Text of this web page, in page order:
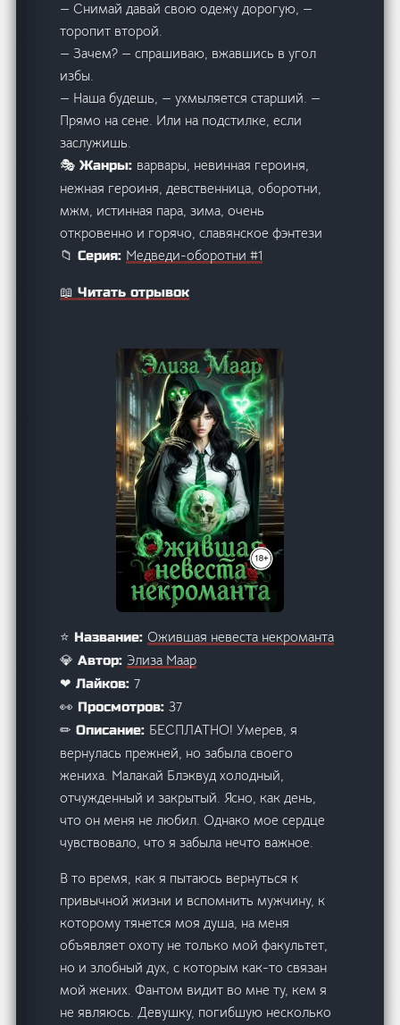
— Снимай давай свою одежу дорогую, —
торопит второй.
— Зачем? — спрашиваю, вжавшись в угол
избы.
— Наша будешь, — ухмыляется старший. —
Прямо на сене. Или на подстилке, если
заслужишь.
🎭 Жанры: варвары, невинная героиня,
нежная героиня, девственница, оборотни,
мжм, истинная пара, зима, очень
откровенно и горячо, славянское фэнтези
📁 Серия: Медведи-оборотни #1
📖 Читать отрывок
⭐ Название:Ожившая невеста некроманта
💎 Автор: Элиза Маар
❤ Лайков:7
👀 Просмотров:37
✏ Описание: БЕСПЛАТНО! Умерев, я
вернулась прежней, но забыла своего
жениха. Малакай Блэквуд холодный,
отчужденный и закрытый. Ясно, как день,
что он меня не любил. Однако мое сердце
чувствовало, что я забыла нечто важное.
В то время, как я пытаюсь вернуться к
привычной жизни и вспомнить мужчину, к
которому тянется моя душа, на меня
объявляет охоту не только мой факультет,
но и злобный дух, с которым как-то связан
мой жених. Фантом видит во мне ту, кем я
не являюсь. Девушку, погибшую несколько